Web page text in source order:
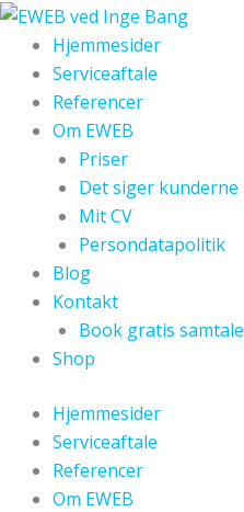
Gå
indholdet
Hjemmesider
Serviceaftale
Referencer
Om EWEB
Priser
Det siger kunderne
Mit CV
Persondatapolitik
Blog
Kontakt
Book gratis samtale
Shop
Hjemmesider
Serviceaftale
Referencer
Om EWEB